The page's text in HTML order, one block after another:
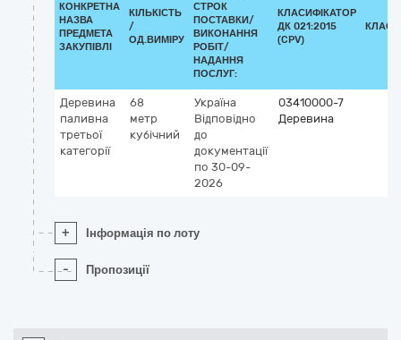
КОНКРЕТНА
НАЗВА
ПРЕДМЕТА
ЗАКУПІВЛІ
КІЛЬКІСТЬ
/
ОД.ВИМІРУ
СТРОК
ПОСТАВКИ/
ВИКОНАННЯ
РОБІТ/
НАДАННЯ
ПОСЛУГ:
КЛАСИФІКАТОР
ДК 021:2015
(CPV)
Деревина
паливна
третьої
категорії
68
метр
кубічний
Україна
Відповідно
до
документації
по 30-09-
2026
03410000-7
Деревина
+ Інформація по лоту
- Пропозиції